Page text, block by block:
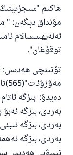
مۇنداق دېگەن: "
ئەلەيھىسسالام
توقۇغان".
تۆتىنچى ھەدىس:
دەيدۇ: بىزگە
بەردى، بىزگە
بەردى، بىزگە
بەردى، بىزگە